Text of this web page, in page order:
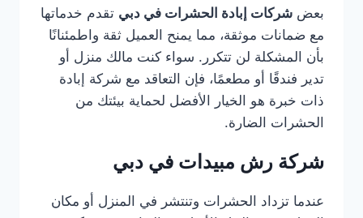
بعض شركات إبادة الحشرات في دبي تقدم خدماتها
مع ضمانات موثقة، مما يمنح العميل ثقة واطمئنانًا
بأن المشكلة لن تتكرر. سواء كنت مالك منزل أو
تدير فندقًا أو مطعمًا، فإن التعاقد مع شركة إبادة
ذات خبرة هو الخيار الأفضل لحماية بيئتك من
الحشرات الضارة.
شركة رش مبيدات في دبي
عندما تزداد الحشرات وتنتشر في المنزل أو مكان